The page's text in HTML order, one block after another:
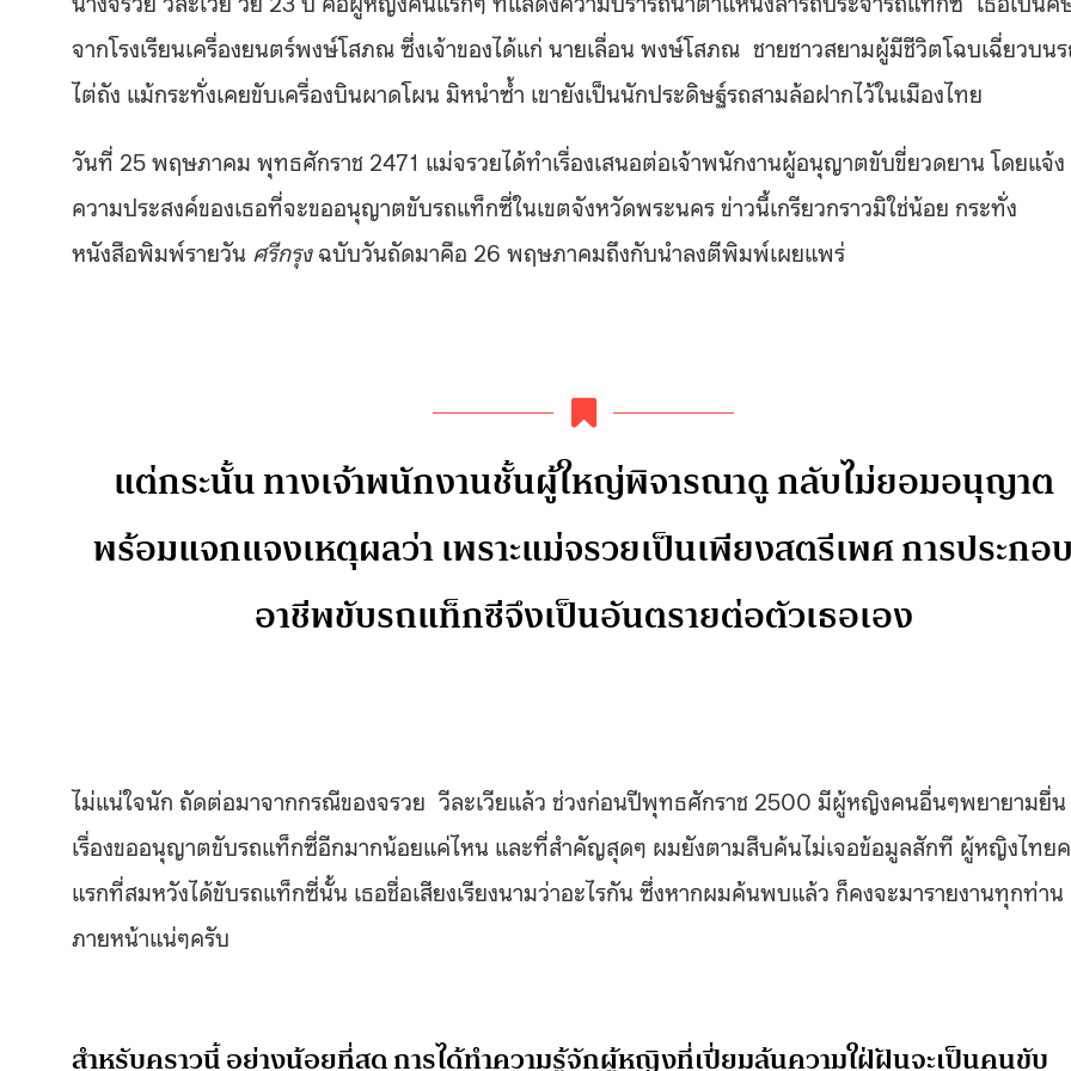
จากโรงเรียนเครื่องยนตร์พงษ์โสภณ ซึ่งเจ้าของได้แก่ นายเลื่อน พงษ์โสภณ ชายชาวสยามผู้มีชีวิตโฉบเฉี่ยวบน
ไต่ถัง แม้กระทั่งเคยขับเครื่องบินผาดโผน มิหนำซ้ำ เขายังเป็นนักประดิษฐ์รถสามล้อฝากไว้ในเมืองไทย
วันที่ 25 พฤษภาคม พุทธศักราช 2471 แม่จรวยได้ทำเรื่องเสนอต่อเจ้าพนักงานผู้อนุญาตขับขี่ยวดยาน โดยแจ้ง
ความประสงค์ของเธอที่จะขออนุญาตขับรถแท็กซี่ในเขตจังหวัดพระนคร ข่าวนี้เกรียวกราวมิใช่น้อย กระทั่ง
หนังสือพิมพ์รายวัน ศรีกรุงฉบับวันถัดมาคือ 26 พฤษภาคมถึงกับนำลงตีพิมพ์เผยแพร่
แต่กระนั้น ทางเจ้าพนักงานชั้นผู้ใหญ่พิจารณาดู กลับไม่ยอมอนุญาต
พร้อมแจกแจงเหตุผลว่า เพราะแม่จรวยเป็นเพียงสตรีเพศ การประกอ
อาชีพขับรถแท็กซีจึงเป็นอันตรายต่อตัวเธอเอง
ไม่แน่ใจนัก ถัดต่อมาจากกรณีของจรวย วีละเวียแล้ว ช่วงก่อนปีพุทธศักราช 2500 มีผู้หญิงคนอื่นๆพยายามยื่น
เรื่องขออนุญาตขับรถแท็กซี่อีกมากน้อยแค่ไหน และที่สำคัญสุดๆ ผมยังตามสืบค้นไม่เจอข้อมูลสักที ผู้หญิงไทย
แรกที่สมหวังได้ขับรถแท็กซี่นั้น เธอชื่อเสียงเรียงนามว่าอะไรกัน ซึ่งหากผมค้นพบแล้ว ก็คงจะมารายงานทุกท่าน
ภายหน้าแน่ๆครับ
สำหรับคราวนี้ อย่างน้อยที่สุด การได้ทำความรู้จักผู้หญิงที่เปี่ยมล้นความใฝ่ฝันจะเป็นคนขับ